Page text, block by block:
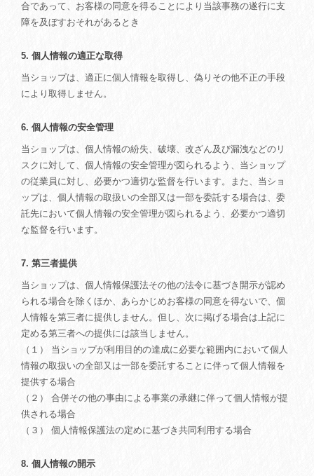
合であって、お客様の同意を得ることにより当該事務の遂行に支
障を及ぼすおそれがあるとき
5. 個人情報の適正な取得
当ショップは、適正に個人情報を取得し、偽りその他不正の手段
により取得しません。
6. 個人情報の安全管理
当ショップは、個人情報の紛失、破壊、改ざん及び漏洩などのリ
スクに対して、個人情報の安全管理が図られるよう、当ショップ
の従業員に対し、必要かつ適切な監督を行います。また、当ショ
ップは、個人情報の取扱いの全部又は一部を委託する場合は、委
託先において個人情報の安全管理が図られるよう、必要かつ適切
な監督を行います。
7. 第三者提供
当ショップは、個人情報保護法その他の法令に基づき開示が認め
られる場合を除くほか、あらかじめお客様の同意を得ないで、個
人情報を第三者に提供しません。但し、次に掲げる場合は上記に
定める第三者への提供には該当しません。
（１） 当ショップが利用目的の達成に必要な範囲内において個人
情報の取扱いの全部又は一部を委託することに伴って個人情報を
提供する場合
（２） 合併その他の事由による事業の承継に伴って個人情報が提
供される場合
（３） 個人情報保護法の定めに基づき共同利用する場合
8. 個人情報の開示